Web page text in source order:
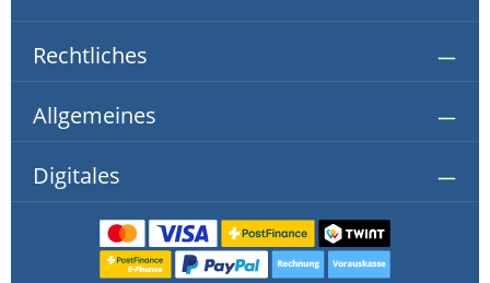
Rechtliches
Allgemeines
Digitales